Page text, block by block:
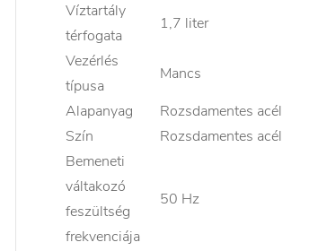
Víztartály
térfogata
1,7 liter
Vezérlés
típusa
Mancs
Alapanyag
Rozsdamentes acél
Szín
Rozsdamentes acél
Bemeneti
váltakozó
feszültség
frekvenciája
50 Hz